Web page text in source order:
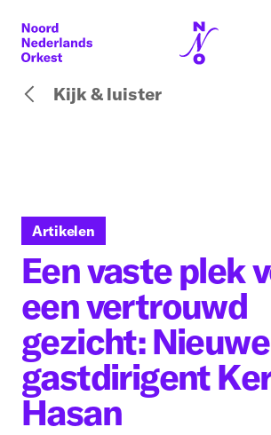
Kijk & luister
Artikelen
Een vaste plek
een vertrouwd
gezicht:
gastdirigent
Hasan